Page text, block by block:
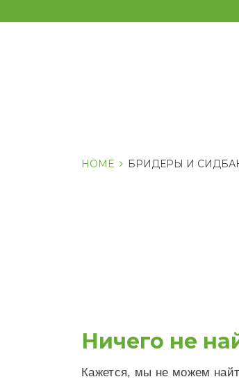
к
HOME БРИДЕРЫ И
Ничего не
Кажется, мы не можем